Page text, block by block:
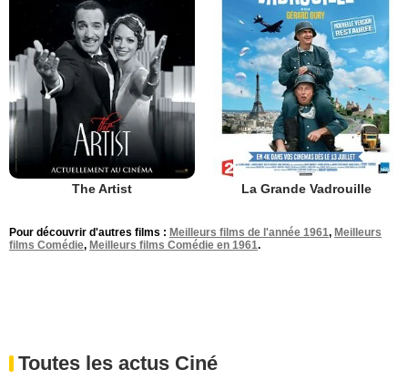
The Artist La Grande Vadrouille
Pour découvrir d'autres films : Meilleurs films de l'année 1961, Meilleurs
films Comédie, Meilleurs films Comédie en 1961.
Toutes les actus Ciné